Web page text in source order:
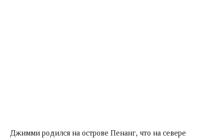
Джимми родился на острове Пенанг, что на севере